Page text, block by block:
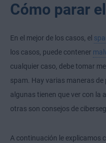
Cómo parar
En el mejor de los casos, el
los casos, puede contener
cualquier caso, debe tomar
spam. Hay varias maneras
algunas tienen que ver con la
otras son consejos de
A continuación le explicamos